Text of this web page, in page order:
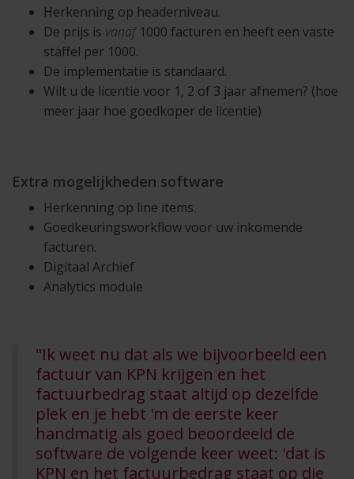
Herkenning op headerniveau.
De prijs is vanaf1000 facturen en heeft een vaste
staffel per 1000.
De implementatie is standaard.
Wilt u de licentie voor 1, 2 of 3 jaar afnemen? (hoe
meer jaar hoe goedkoper de licentie)
Extra mogelijkheden software
Herkenning op line items.
Goedkeuringsworkflow voor uw inkomende
facturen.
Digitaal Archief
Analytics module
"Ik weet nu dat als we bijvoorbeeld een
factuur van KPN krijgen en het
factuurbedrag staat altijd op dezelfde
plek en je hebt 'm de eerste keer
handmatig als goed beoordeeld de
software de volgende keer weet: 'dat is
KPN en het factuurbedrag staat op die